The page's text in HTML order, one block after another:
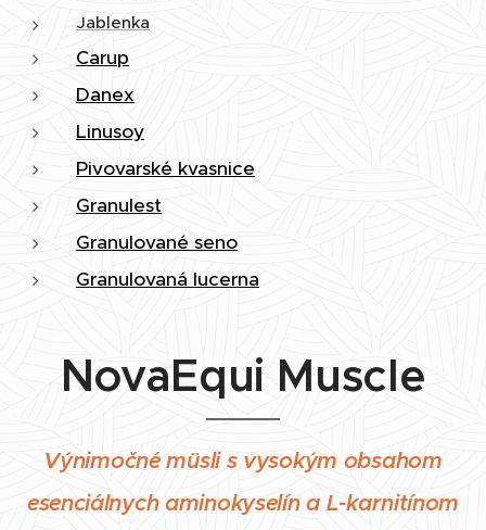
Jablenka
Carup
Danex
Linusoy
Pivovarské kvasnice
Granulest
Granulované seno
Granulovaná lucerna
NovaEqui Muscle
Výnimočné müsli s vysokým obsahom
esenciálnych aminokyselín a L-karnitínom